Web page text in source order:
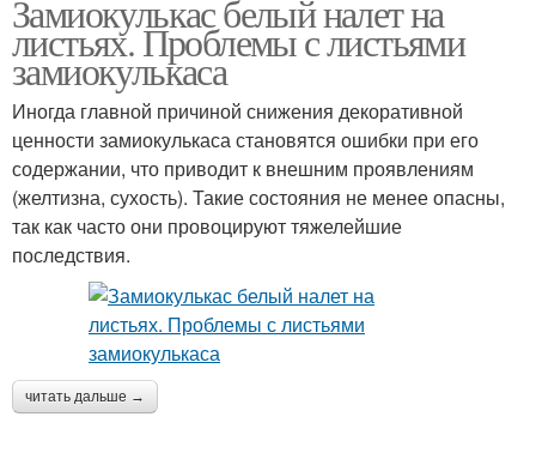
Замиокулькас белый налет на
листьях. Проблемы с листьями
замиокулькаса
Иногда главной причиной снижения декоративной
ценности замиокулькаса становятся ошибки при его
содержании, что приводит к внешним проявлениям
(желтизна, сухость). Такие состояния не менее опасны,
так как часто они провоцируют тяжелейшие
последствия.
читать дальше →